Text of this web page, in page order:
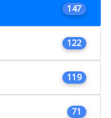
147
122
119
71